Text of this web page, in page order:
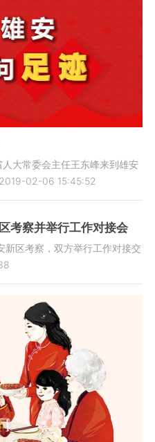
大常委会主任王东峰来到雄安
2019-02-06 15:45:52
考察并举行工作对接会
区考察，双方举行工作对接交